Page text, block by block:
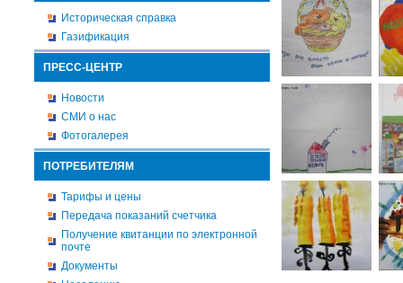
Историческая справка
Газификация
ПРЕСС-ЦЕНТР
Новости
СМИ о нас
Фотогалерея
ПОТРЕБИТЕЛЯМ
Тарифы и цены
Передача показаний счетчика
Получение квитанции по электронной
почте
Документы